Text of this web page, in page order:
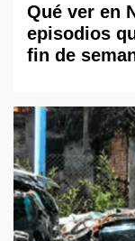
Qué ver en
episodios
fin de